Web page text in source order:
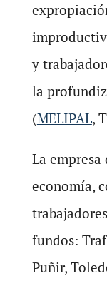
y
la
(MELIPAL,
La
economía,
fundos:
Puñir,